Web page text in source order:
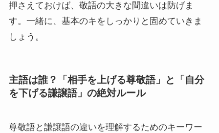
押さえておけば、敬語の大きな間違いは防げま
す。一緒に、基本のキをしっかりと固めていきま
しょう。
主語は誰？「相手を上げる尊敬語」と「自分
を下げる謙譲語」の絶対ルール
尊敬語と謙譲語の違いを理解するためのキーワー